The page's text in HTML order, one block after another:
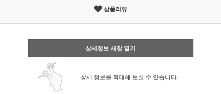
상품리뷰
상세정보 새창 열기
상세 정보를 확대해 보실 수 있습니다.